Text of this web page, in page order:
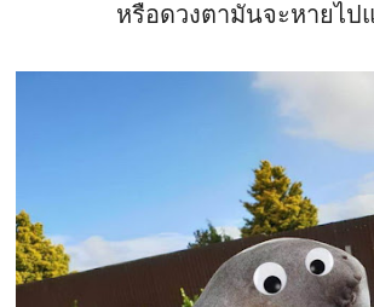
หรือดวงตามันจะหายไป